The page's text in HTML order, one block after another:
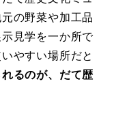
の野菜や加工品
見学を一か所で
やすい場所だと
るのが、だて歴